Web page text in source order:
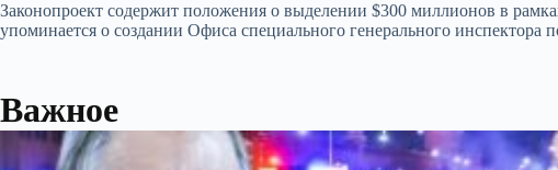
Законопроект содержит положения о выделении $300 миллионов в
упоминается о создании Офиса специального генерального инспектора
Важное